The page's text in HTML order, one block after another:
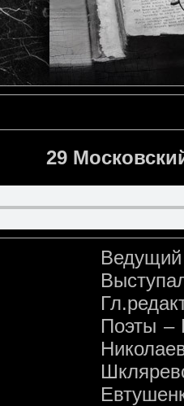
29
Ведущий
Поэты –